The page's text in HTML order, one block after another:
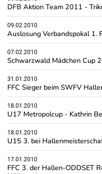
DFB Aktion Team 2011 -
09.02.2010
Auslosung Verbandspokal 1.
07.02.2010
Schwarzwald Mädchen Cup
31.01.2010
FFC Sieger beim SWFV
18.01.2010
U17 Metropolcup - Kathrin
18.01.2010
U15 3. bei
17.01.2010
FFC 3. der Hallen-ODDSET